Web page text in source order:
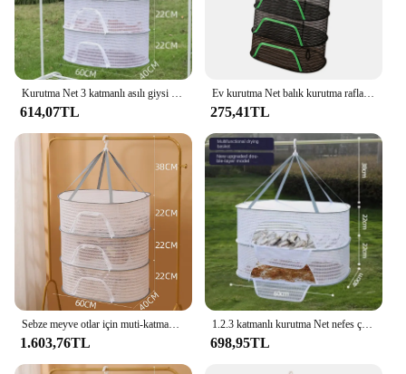
614,07TL
Ev kurutma Net balık kurutma rafları uzay tasarrufu ile 360 derece dönen kanca çok amaçlı sebze çanak et kuru sepet için
275,41TL
1.603,76TL
1.2.3 katmanlı kurutma Net nefes çabuk kuruyan asılı örgü tutucu anti-sivrisinek kurutma gıdalar balık ağı çorap iç çamaşırı kurutma için
698,95TL